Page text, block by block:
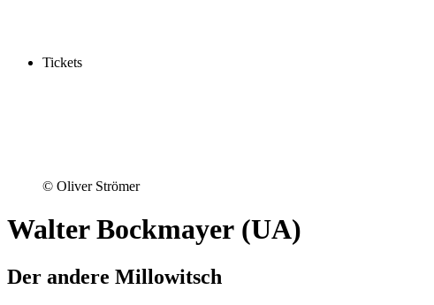
Tickets
© Oliver Strömer
Walter Bockmayer (UA)
Der andere Millowitsch